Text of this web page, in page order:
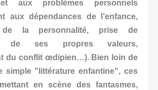
aux problèmes personnels
aux dépendances de l’enfance,
de la personnalité, prise de
de ses propres valeurs,
du conflit œdipien…). Bien loin de
simple "littérature enfantine", ces
en scène des fantasmes,